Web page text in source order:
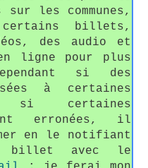
les communes,
billets,
des audio et
ligne pour plus
si des
à certaines
si certaines
erronées, il
en le notifiant
billet avec le